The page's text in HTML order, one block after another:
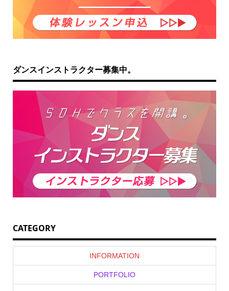
ダンスインストラクター募集中。
CATEGORY
INFORMATION
PORTFOLIO